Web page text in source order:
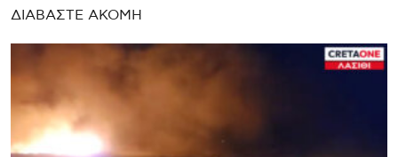
ΔΙΑΒΑΣΤΕ ΑΚΟΜΗ